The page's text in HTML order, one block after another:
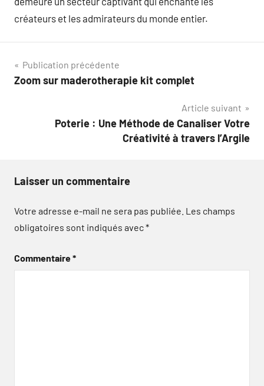
créateurs et les admirateurs du monde entier.
Navigation
de
Publication précédente
Zoom sur maderotherapie kit complet
Article suivant
Poterie : Une Méthode de Canaliser Votre
Créativité à travers l’Argile
Laisser un commentaire
Votre adresse e-mail ne sera pas publiée. Les champs
obligatoires sont indiqués avec*
Commentaire*